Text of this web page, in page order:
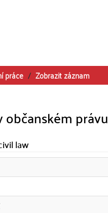
práce
Zobrazit záznam
právu
law